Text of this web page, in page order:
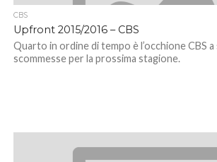
CBS
Upfront 2015/2016 – CBS
Quarto in ordine di tempo è l’occhione CBS a
scommesse per la prossima stagione.